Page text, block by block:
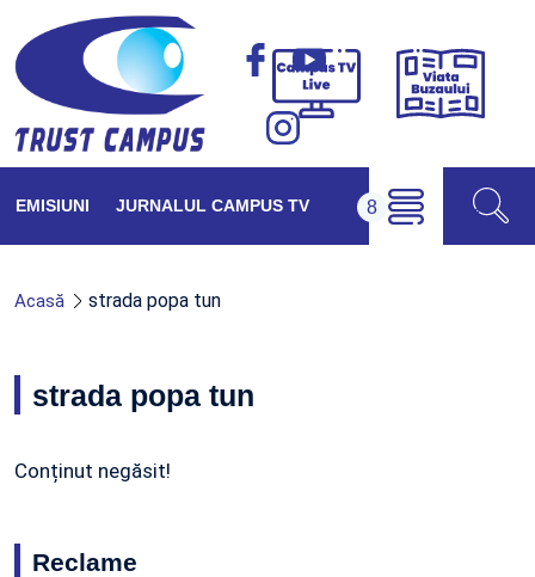
Campus
Viața
EMISIUNI JURNALUL CAMPUS TV
Acasă strada popa tun
strada popa tun
Conținut negăsit!
Reclame